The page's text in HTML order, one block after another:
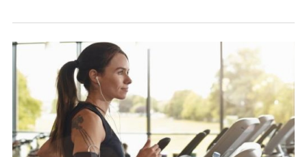
Διασκέδαση
Εκπαίδευση
Βάπτιση
Οργάνωση
Βάπτισης